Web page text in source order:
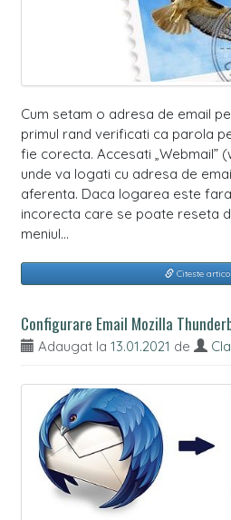
Cum setam o adresa de email
primul rand verificati ca parola
fie corecta. Accesati „Webmail”
unde va logati cu adresa de
aferenta. Daca logarea este
incorecta care se poate reseta
meniul…
Citeste
Configurare Email Mozilla
Adaugat la 13.01.2021 de